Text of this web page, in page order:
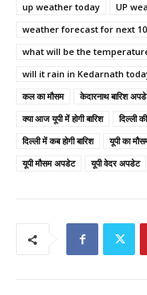
up weather today
UP
weather forecast for next
what will be the
will it rain in Kedarnath
कल का मौसम
केदारनाथ बारिश
क्या आज यूपी में होगी बारिश
दिल्ली की
दिल्ली में कब होगी बारिश
यूपी का
यूपी मौसम अपडेट
यूपी वेदर अपडेट